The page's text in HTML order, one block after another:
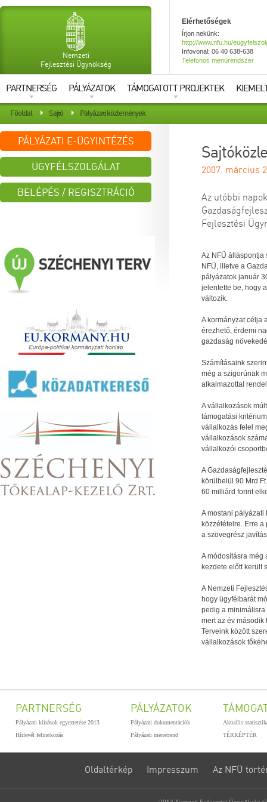
Nemzeti
Fejlesztési Ügynökség
Elérhetőségek
Írjon nekünk:
http://www.nfu.hu/
Infovonal: 06 40 638-638
Telefonos menürendszer
PARTNERSÉG PÁLYÁZATOK TÁMOGATOTT PROJEKTEK
Főoldal Sajtó Pályázati közlemények
PÁLYÁZATI E-ÜGYINTÉZÉS
ÜGYFÉLSZOLGÁLAT
BELÉPÉS / REGISZTRÁCIÓ
Jelszó:
Elfelejtett jelszó
2007. március
Az utóbbi
Fejlesztési
Az NFÜ álláspontja
NFÜ, illetve a
pályázatok január
jelentette be, hogy
változik.
A kormányzat célja
érezhető, érdemi
gazdaság
Számításaink
még a szigorúnak
alkalmazottal
A vállalkozások
támogatási
vállalkozás felel
vállalkozások
vállalkozói
A
körülbelül 90 Mrd
60 milliárd forint
A mostani
közzétételre. Erre
a szövegrész
A módosításra még
kezdete előtt került
A Nemzeti
hogy ügyfélbarát
pedig a minimálisra
mert az év
Terveink között
vállalkozások
PARTNERSÉG
Pályázati kiírások egyeztetése 2013
Hírlevél feliratkozás
PÁLYÁZATOK
Pályázati dokumentációk
Pályázati menetrend
Aktuális
TÉRKÉPTÉR
Oldaltérkép Impresszum Az NFÜ